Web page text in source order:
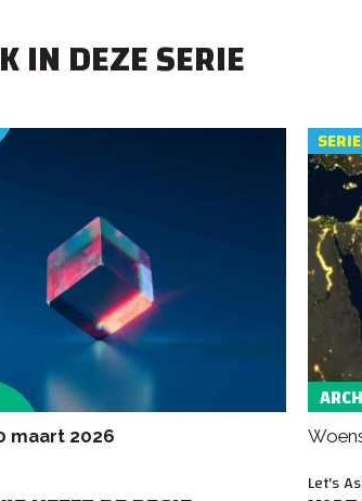
IN DEZE SERIE
maart 2026
SERIE
Let's